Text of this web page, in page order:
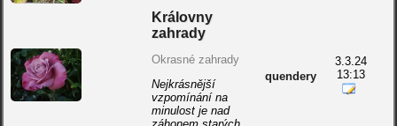
Královny
zahrady
Okrasné zahrady
Nejkrásnější
vzpomínání na
minulost je nad
quendery
3.3.24
13:13